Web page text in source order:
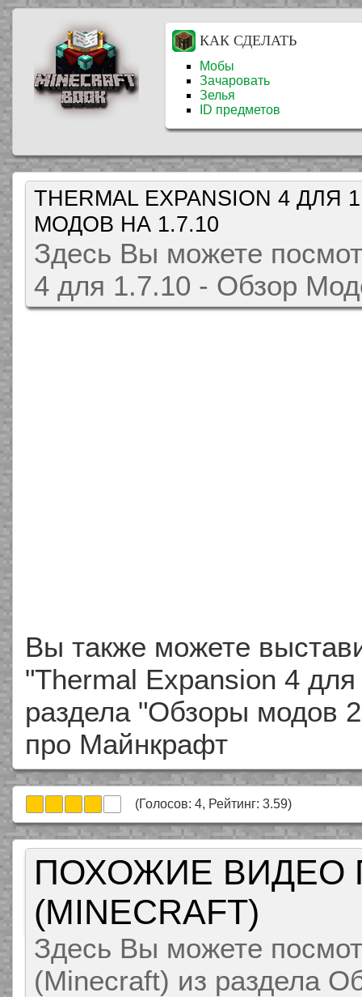
КАК СДЕЛАТЬ
Мобы
Зачаровать
Зелья
ID предметов
THERMAL EXPANSION 4 ДЛЯ
МОДОВ НА 1.7.10
Здесь Вы можете
4 для 1.7.10 - Обзор
Вы также можете
"Thermal Expansion 4
раздела "Обзоры модов
про Майнкрафт
(Голосов: 4, Рейтинг: 3.59)
ПОХОЖИЕ ВИДЕО
(MINECRAFT)
Здесь Вы можете
(Minecraft) из раздела